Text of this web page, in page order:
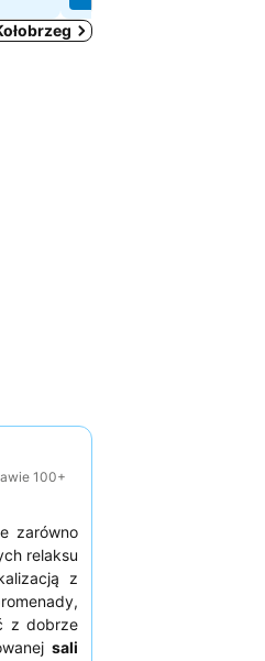
100+
zarówno
relaksu
z
z dobrze
sali